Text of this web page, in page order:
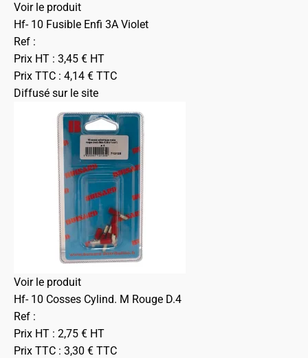
Voir le produit
Hf- 10 Fusible Enfi 3A Violet
Ref :
Prix HT : 3,45 € HT
Prix TTC : 4,14 € TTC
Diffusé sur le site
Voir le produit
Hf- 10 Cosses Cylind. M Rouge D.4
Ref :
Prix HT : 2,75 € HT
Prix TTC : 3,30 € TTC